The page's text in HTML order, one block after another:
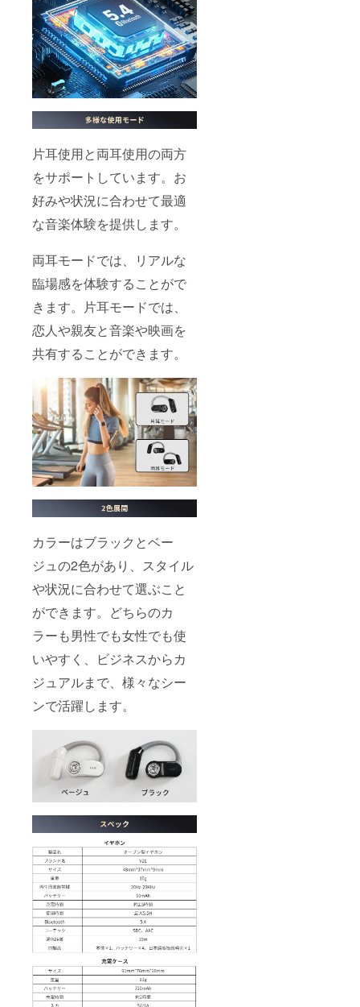
片耳使用と両耳使用の両方
をサポートしています。お
好みや状況に合わせて最適
な音楽体験を提供します。
両耳モードでは、リアルな
臨場感を体験することがで
きます。片耳モードでは、
恋人や親友と音楽や映画を
共有することができます。
カラーはブラックとベー
ジュの2色があり、スタイル
や状況に合わせて選ぶこと
ができます。どちらのカ
ラーも男性でも女性でも使
いやすく、ビジネスからカ
ジュアルまで、様々なシー
ンで活躍します。